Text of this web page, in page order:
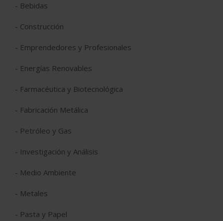
- Bebidas
- Construcción
- Emprendedores y Profesionales
- Energías Renovables
- Farmacéutica y Biotecnológica
- Fabricación Metálica
- Petróleo y Gas
- Investigación y Análisis
- Medio Ambiente
- Metales
- Pasta y Papel